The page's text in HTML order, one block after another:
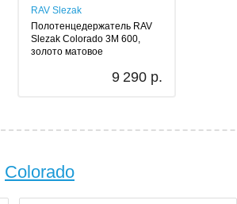
RAV Slezak
Полотенцедержатель RAV
Slezak Colorado 3M 600,
золото матовое
9 290 р.
Colorado